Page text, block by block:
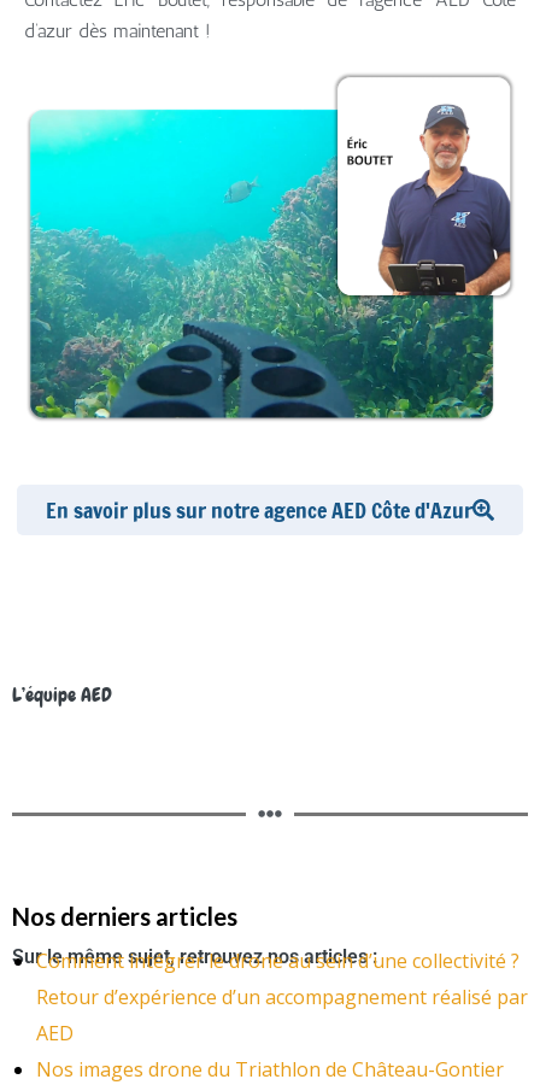
d’azur dès maintenant !
En savoir plus sur notre agence AED Côte d'Azur
L’équipe AED
Sur le même sujet, retrouvez nos articles :
Nos derniers articles
Comment intégrer le drone au sein d’une collectivité ?
Retour d’expérience d’un accompagnement réalisé par
AED
Nos images drone du Triathlon de Château-Gontier